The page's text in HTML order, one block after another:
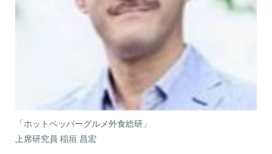
「ホットペッパーグルメ外食総研」
上席研究員 稲垣 昌宏